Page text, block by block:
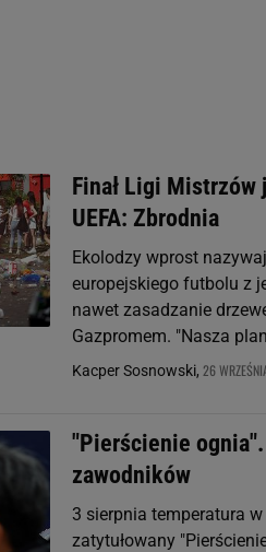
Finał Ligi
UEFA: Zbrodnia
Ekolodzy wprost
europejskiego futbolu z
nawet zasadzanie
Gazpromem. "Nasza
Kacper Sosnowski, 26
"Pierścienie
zawodników
3 sierpnia temperatura
zatytułowany